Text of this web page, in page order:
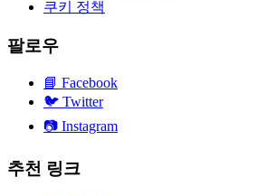
쿠키 정책
팔로우
📘 Facebook
🐦 Twitter
📷 Instagram
추천 링크